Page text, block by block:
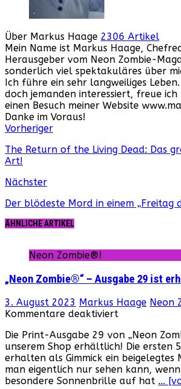
Über Markus Haage 2306 Artikel
Mein Name ist Markus Haage,
Herausgeber vom Neon Zombie-
sonderlich viel spektakuläres über
Ich führe ein sehr langweiliges
doch jemanden interessiert, freue ich
einen Besuch meiner Website
Danke im Voraus!
Webseite
Facebook
Instagram
YouTube
Vorheriger
The Return of the Living Dead: Das
Art!
Nächster
Der blödeste Mord in einem „Freitag
ÄHNLICHE ARTIKEL
Neon Zombie®!
„Neon Zombie®“ – Ausgabe 29 ist
3. August 2023 Markus Haage Neon
Kommentare deaktiviertfür
Zombie®“
–
Ausgabe
29
ist
Die Print-Ausgabe 29 von „Neon
unserem Shop erhältlich! Die ersten
erhalten als Gimmick ein beigelegtes
man eigentlich nur sehen kann,
besondere Sonnenbrille auf hat …